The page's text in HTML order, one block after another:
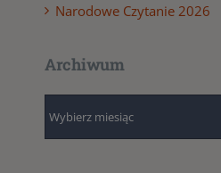
Narodowe Czytanie 2026
Archiwum